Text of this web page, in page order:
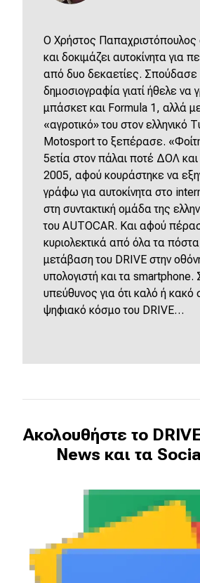
O Χρήστος
και δοκιμάζει αυτοκίνητα για
από δυο δεκαετίες. Σπούδασε
δημοσιογραφία γιατί ήθελε να
μπάσκετ και Formula 1, αλλά
«αγροτικό» του στον ελληνικό
Motosport το ξεπέρασε.
5ετία στον πάλαι ποτέ ΔΟΛ
2005, αφού κουράστηκε να
γράφω για αυτοκίνητα στο
στη συντακτική ομάδα της
του AUTOCAR. Και αφού
κυριολεκτικά από όλα τα
μετάβαση του DRIVE στην
υπολογιστή και τα smartphone.
υπεύθυνος για ότι καλό ή κακό
ψηφιακό κόσμο του DRIVE…
Ακολουθήστε το
News και τα